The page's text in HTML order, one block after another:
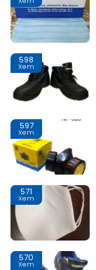
598
Xem
597
Xem
571
Xem
570
Xem